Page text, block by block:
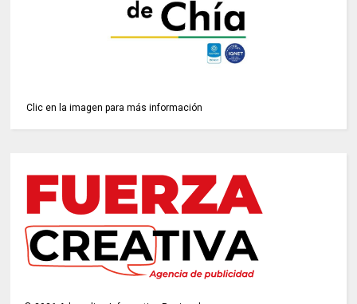
Clic en la imagen para más información